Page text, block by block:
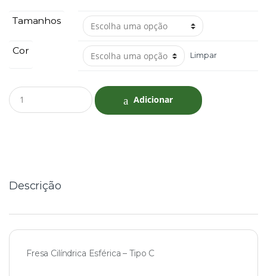
Tamanhos
Cor Limpar
Q
u
Adicionar
Descrição
Fresa Cilíndrica Esférica – Tipo C